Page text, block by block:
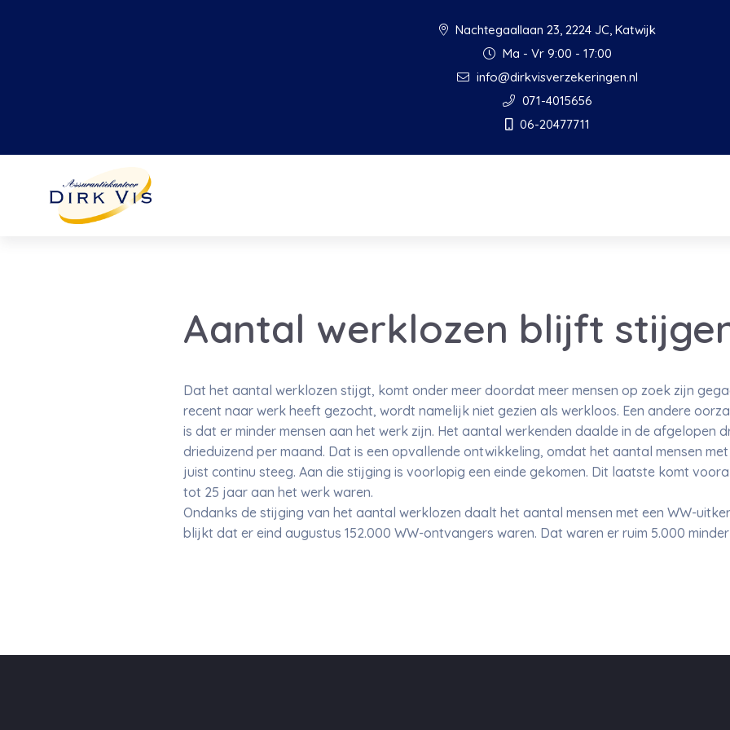
Nachtegaallaan 23, 2224 JC, Katwijk
Ma - Vr 9:00 - 17:00
info@dirkvisverzekeringen.nl
071-4015656
06-20477711
Aantal werklozen blijft
Dat het aantal werklozen stijgt, komt onder meer doordat meer mensen op zoek zijn
recent naar werk heeft gezocht, wordt namelijk niet gezien als werkloos. Een andere
is dat er minder mensen aan het werk zijn. Het aantal werkenden daalde in de afgelopen
drieduizend per maand. Dat is een opvallende ontwikkeling, omdat het aantal mensen
juist continu steeg. Aan die stijging is voorlopig een einde gekomen. Dit laatste komt
tot 25 jaar aan het werk waren.
Ondanks de stijging van het aantal werklozen daalt het aantal mensen met een WW-
blijkt dat er eind augustus 152.000 WW-ontvangers waren. Dat waren er ruim 5.000